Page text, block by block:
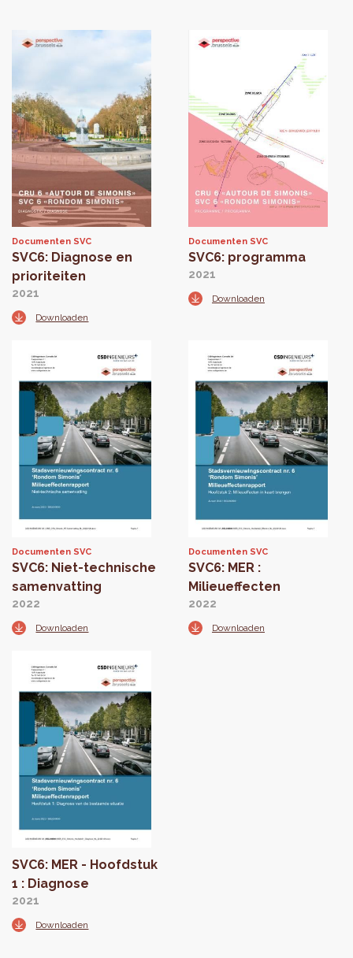
Documenten SVC
SVC6: Diagnose en
prioriteiten
2021
Downloaden
Documenten SVC
SVC6: programma
2021
Downloaden
Documenten SVC
SVC6: Niet-technische
samenvatting
2022
Downloaden
Documenten SVC
SVC6: MER :
Milieueffecten
2022
Downloaden
SVC6: MER - Hoofdstuk
1 : Diagnose
2021
Downloaden